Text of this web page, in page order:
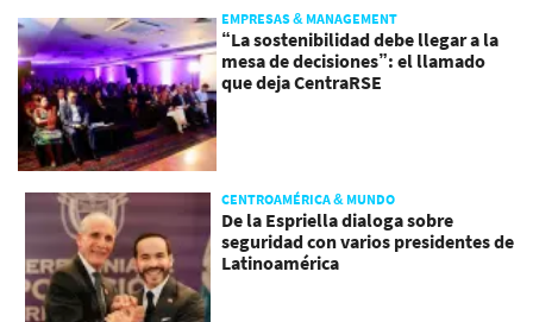
EMPRESAS & MANAGEMENT
“La sostenibilidad debe llegar a la
mesa de decisiones”: el llamado
que deja CentraRSE
CENTROAMÉRICA & MUNDO
De la Espriella dialoga sobre
seguridad con varios presidentes de
Latinoamérica